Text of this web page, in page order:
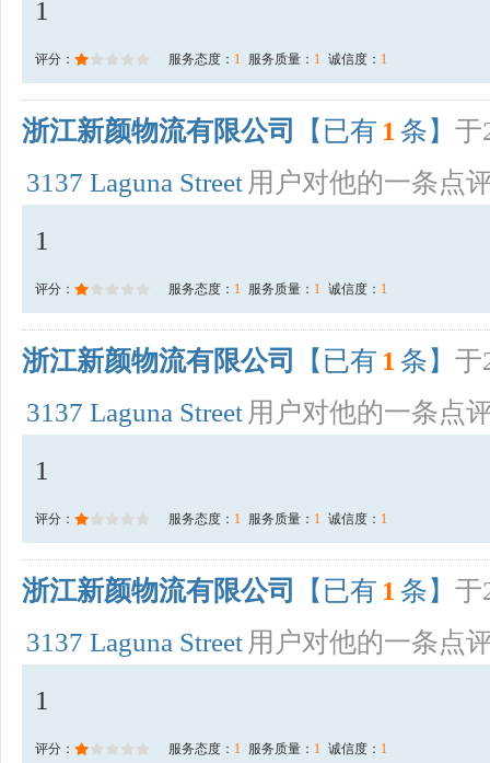
1
评分： 服务态度： 1 服务质量： 1 诚信度： 1
浙江新颜物流有限公司 【已有 1 条】 于
3137 Laguna Street 用户对他的一条点
1
评分： 服务态度： 1 服务质量： 1 诚信度： 1
浙江新颜物流有限公司 【已有 1 条】 于
3137 Laguna Street 用户对他的一条点
1
评分： 服务态度： 1 服务质量： 1 诚信度： 1
浙江新颜物流有限公司 【已有 1 条】 于
3137 Laguna Street 用户对他的一条点
1
评分： 服务态度： 1 服务质量： 1 诚信度： 1